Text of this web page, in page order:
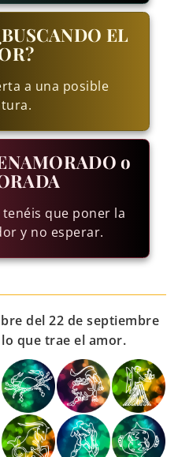
EL
a una posible
o
que poner la
y no esperar.
del 22 de septiembre
que trae el amor.